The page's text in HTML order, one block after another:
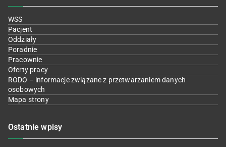
WSS
Pacjent
Oddziały
Poradnie
Pracownie
Oferty pracy
RODO – informacje związane z przetwarzaniem danych
osobowych
Mapa strony
Ostatnie wpisy